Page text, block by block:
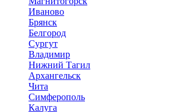
Иваново
Брянск
Белгород
Сургут
Владимир
Нижний Тагил
Архангельск
Чита
Симферополь
Калуга